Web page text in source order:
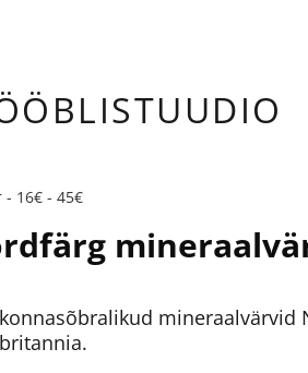
16€ - 45€
mineraalvärvid